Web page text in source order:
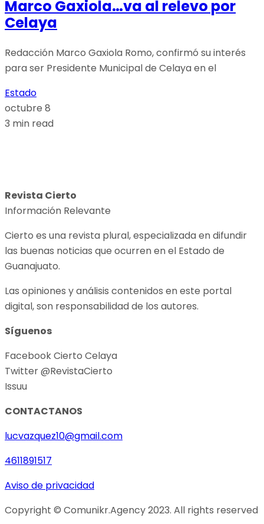
Marco Gaxiola…va al relevo por
Celaya
Redacción Marco Gaxiola Romo, confirmó su interés
para ser Presidente Municipal de Celaya en el
Estado
octubre 8
3 min read
Revista Cierto
Información Relevante
Cierto es una revista plural, especializada en difundir
las buenas noticias que ocurren en el Estado de
Guanajuato.
Las opiniones y análisis contenidos en este portal
digital, son responsabilidad de los autores.
Síguenos
Facebook Cierto Celaya
Twitter @RevistaCierto
Issuu
CONTACTANOS
lucvazquez10@gmail.com
4611891517
Aviso de privacidad
Copyright © Comunikr.Agency 2023. All rights reserved